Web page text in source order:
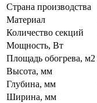
Страна производства
Материал
Количество секций
Мощность, Вт
Площадь обогрева, м2
Высота, мм
Глубина, мм
Ширина, мм